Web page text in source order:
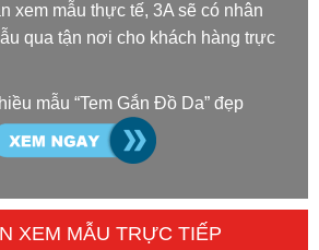
xem mẫu thực tế, 3A sẽ có nhân
qua tận nơi cho khách hàng trực
mẫu “Tem Gắn Đồ Da” đẹp
XEM MẪU TRỰC TIẾP